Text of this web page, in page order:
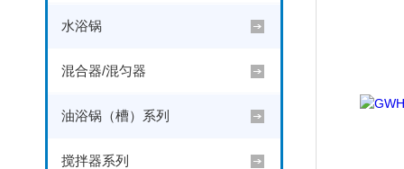
水浴锅
混合器/混匀器
油浴锅（槽）系列
搅拌器系列